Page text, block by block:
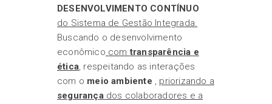
DESENVOLVIMENTO CONTÍNUO
do Sistema de Gestão Integrada.
Buscando o desenvolvimento
econômico comtransparência e
ética, respeitando as interações
com o meio ambiente , priorizando a
segurançados colaboradores e a